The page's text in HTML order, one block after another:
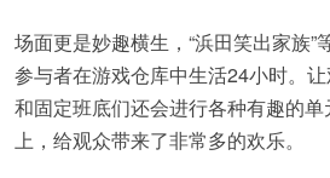
场面更是妙趣横生，“浜田笑出家族”
参与者在游戏仓库中生活24小时。
和固定班底们还会进行各种有趣的
上，给观众带来了非常多的欢乐。